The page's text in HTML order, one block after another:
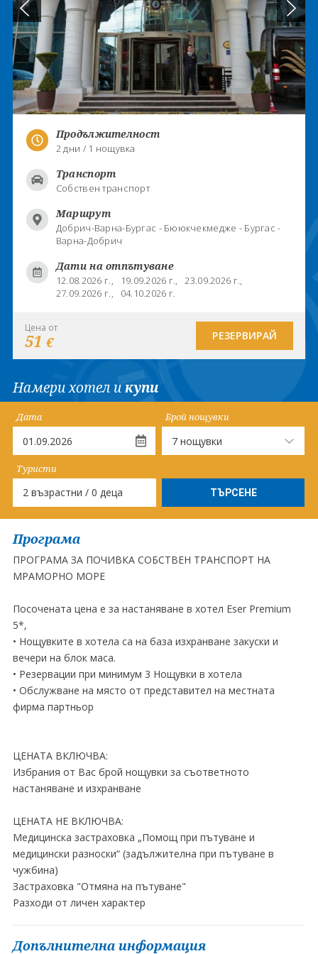
Продължителност
2 дни / 1 нощувка
Транспорт
Собствен транспорт
Маршрут
Добрич-Варна-Бургас - Бююкчекмедже - Бургас -
Варна-Добрич
Дати на отпътуване
12.08.2026 г., 19.09.2026 г.,23.09.2026 г.,
27.09.2026 г., 04.10.2026 г.
РЕЗЕРВИРАЙ
Цена от
51 €
Намери хотел икупи
Дата Брой нощувки
Туристи
2 възрастни / 0 деца
Програма
ПРОГРАМА ЗА ПОЧИВКА СОБСТВЕН ТРАНСПОРТ НА
МРАМОРНО МОРЕ
Посочената цена е за настаняване в хотел Eser Premium
5*,
• Нощувките в хотела са на база изхранване закуски и
вечери на блок маса.
• Резервации при минимум 3 Нощувки в хотела
• Обслужване на място от представител на местната
фирма партньор
ЦЕНАТА ВКЛЮЧВА:
Избрания от Вас брой нощувки за съответното
настаняване и изхранване
ЦЕНАТА НЕ ВКЛЮЧВА:
Медицинска застраховка „Помощ при пътуване и
медицински разноски“ (задължителна при пътуване в
чужбина)
Застраховка "Отмяна на пътуване"
Разходи от личен характер
Допълнителна информация